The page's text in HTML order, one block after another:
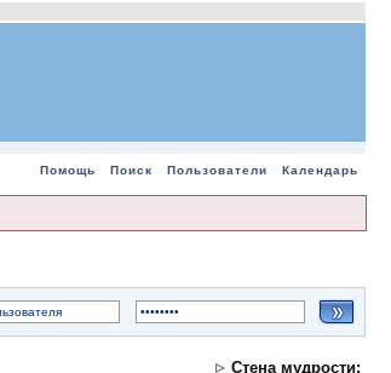
Помощь Поиск Пользователи Календарь
Стена мудрости: